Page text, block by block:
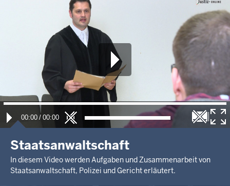
00:00 / 00:00
Staatsanwaltschaft
In diesem Video werden Aufgaben und Zusammenarbeit von
Staatsanwaltschaft, Polizei und Gericht erläutert.